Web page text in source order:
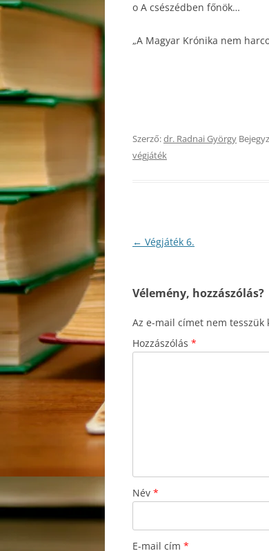
o A csészédben főnök…
„A Magyar Krónika nem
Szerző:dr. Radnai György
végjáték
Bejegyzés
← Végjáték 6.
Vélemény, hozzászólás?
Az e-mail címet nem tesszük
Hozzászólás *
Név *
E-mail cím *